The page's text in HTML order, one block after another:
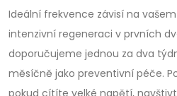
Ideální frekvence závisí na
intenzivní regeneraci v prvních
doporučujeme jednou za dva
měsíčně jako preventivní péče.
pokud cítíte velké napětí,